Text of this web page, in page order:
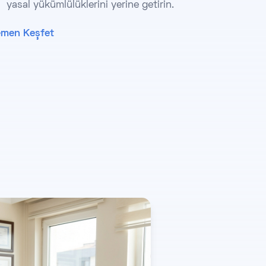
yasal yükümlülüklerini yerine getirin.
Keşfet